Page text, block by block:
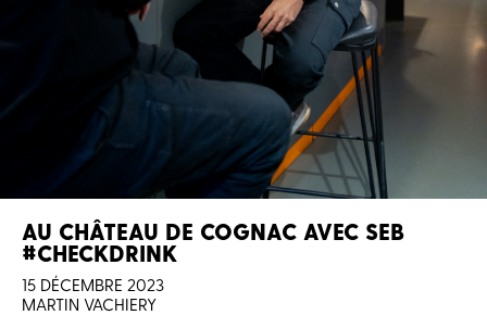
AU CHÂTEAU DE COGNAC AVEC SEB
#CHECKDRINK
15 DÉCEMBRE 2023
MARTIN VACHIERY